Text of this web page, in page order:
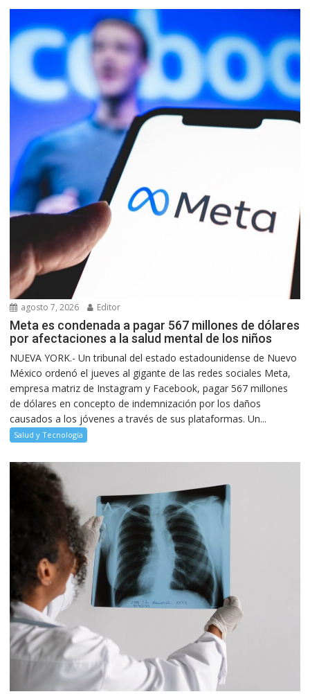
agosto 7, 2026 Editor
Meta es condenada a pagar 567 millones de dólares
por afectaciones a la salud mental de los niños
NUEVA YORK.- Un tribunal del estado estadounidense de Nuevo
México ordenó el jueves al gigante de las redes sociales Meta,
empresa matriz de Instagram y Facebook, pagar 567 millones
de dólares en concepto de indemnización por los daños
causados a los jóvenes a través de sus plataformas. Un...
Salud y Tecnología